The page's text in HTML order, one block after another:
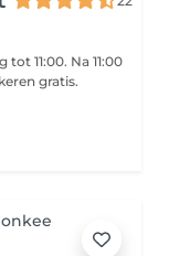
Na 11:00
is parkeren gratis.